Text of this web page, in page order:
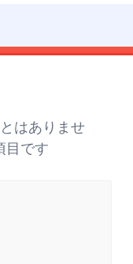
はありませ
目です